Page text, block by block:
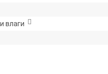
влаги